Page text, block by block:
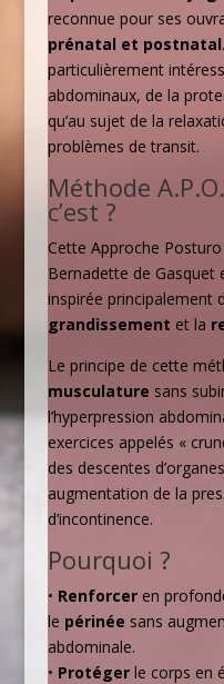
reconnue pour ses
prénatal et postnatal
particulièrement
abdominaux, de la
qu’au sujet de la
problèmes de transit.
Méthode
c’est ?
Cette Approche
Bernadette de Gasquet
inspirée principalement
grandissement et la
Le principe de cette
musculature sans
l’hyperpression
exercices appelés «
des descentes
augmentation de la
d’incontinence.
Pourquoi ?
• Renforceren
le périnée sans
abdominale.
• Protégerle corps en